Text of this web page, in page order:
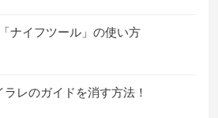
ナイフツール」の使い方
ラレのガイドを消す方法！